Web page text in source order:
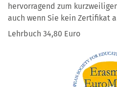
hervorragend zum
auch wenn Sie kein Zertifikat
Lehrbuch 34,80 Euro